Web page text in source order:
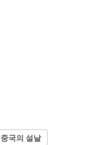
중국의 설날